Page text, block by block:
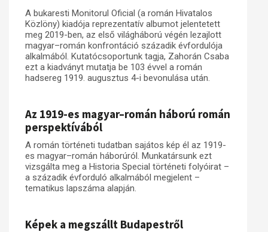
A bukaresti Monitorul Oficial (a román Hivatalos
Közlöny) kiadója reprezentatív albumot jelentetett
meg 2019-ben, az első világháború végén lezajlott
magyar–román konfrontáció századik évfordulója
alkalmából. Kutatócsoportunk tagja, Zahorán Csaba
ezt a kiadványt mutatja be 103 évvel a román
hadsereg 1919. augusztus 4-i bevonulása után.
Az 1919-es magyar–román háború román
perspektívából
A román történeti tudatban sajátos kép él az 1919-
es magyar–román háborúról. Munkatársunk ezt
vizsgálta meg a Historia Special történeti folyóirat –
a századik évforduló alkalmából megjelent –
tematikus lapszáma alapján.
Képek a megszállt Budapestről